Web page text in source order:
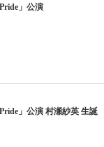
」公演
」公演 村瀬紗英 生誕